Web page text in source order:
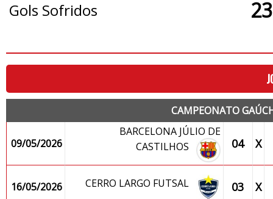
Gols Sofridos
CAMPEONATO
09/05/2026
BARCELONA JÚLIO DE
CASTILHOS
04 X
16/05/2026 CERRO LARGO FUTSAL 03 X